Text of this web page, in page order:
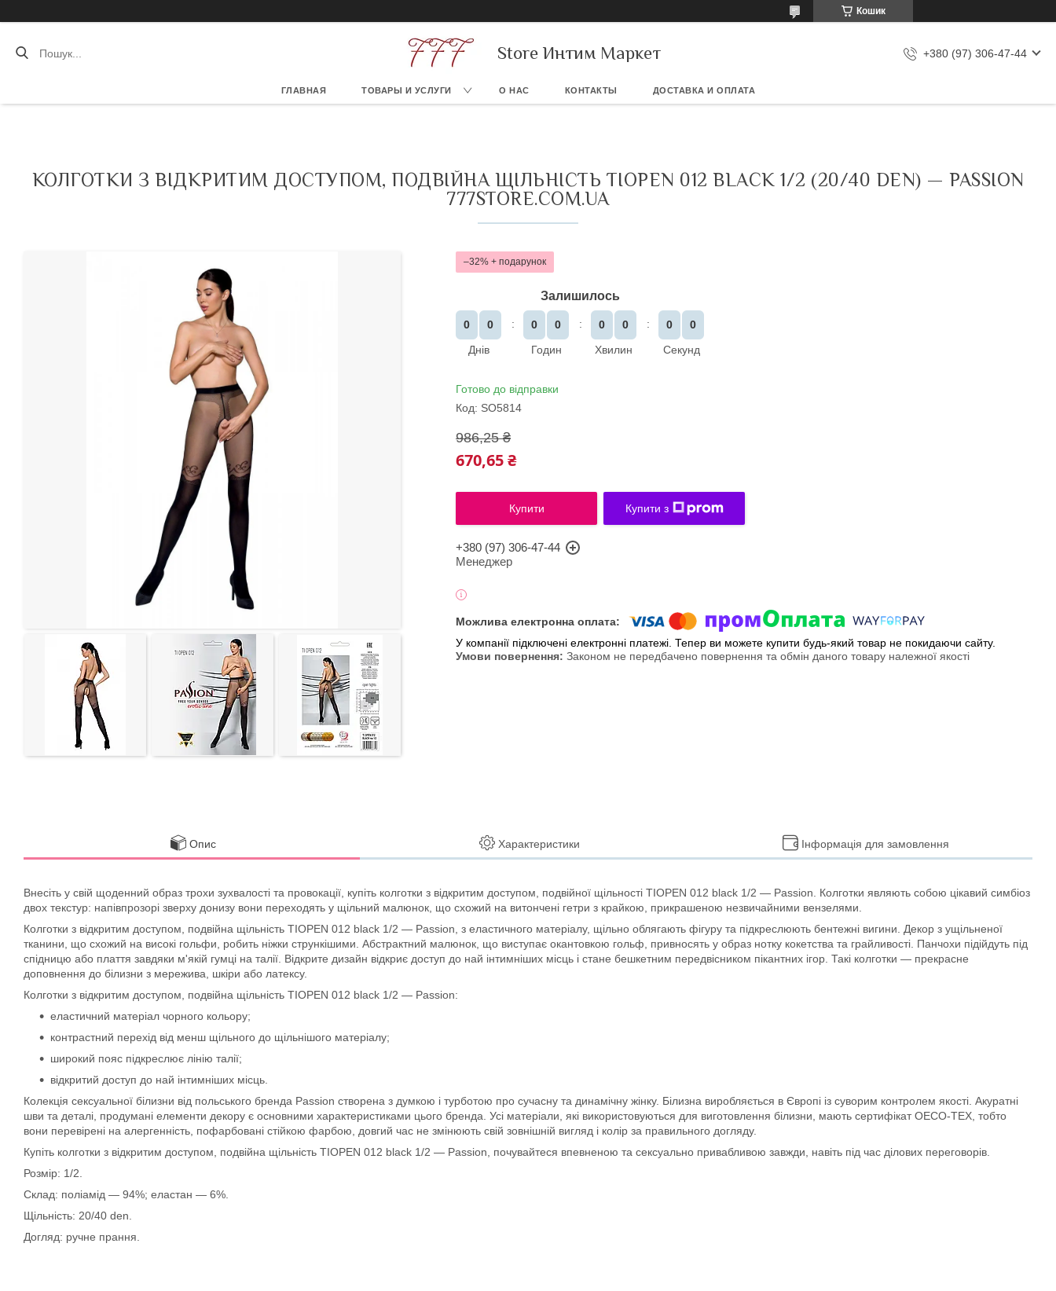
Кошик
Store Интим Маркет +380 (97) 306-47-44
ГЛАВНАЯ ТОВАРЫ И УСЛУГИ О НАС КОНТАКТЫ ДОСТАВКА И ОПЛАТА
КОЛГОТКИ З ВІДКРИТИМ ДОСТУПОМ, ПОДВІЙНА ЩІЛЬНІСТЬ TIOPEN 012 BLACK 1/2 (20/40 DEN) — PASSION
777STORE.COM.UA
–32%
Залишилось
0
0
Днів
0
0
Годин
0
0
Хвилин
0
0
Секунд
Готово до відправки
Код: SO5814
986,25 ₴
670,65 ₴
Купити Купити з
+380 (97) 306-47-44
Менеджер
У компанії підключені електронні платежі. Тепер ви можете купити будь-який товар не покидаючи сайту.
Законом не передбачено повернення та обмін даного товару належної якості
Опис Характеристики Інформація для замовлення
Внесіть у свій щоденний образ трохи зухвалості та провокації, купіть колготки з відкритим доступом, подвійної щільності TIOPEN 012 black 1/2 — Passion. Колготки являють собою цікавий симбіоз
двох текстур: напівпрозорі зверху донизу вони переходять у щільний малюнок, що схожий на витончені гетри з крайкою, прикрашеною незвичайними вензелями.
Колготки з відкритим доступом, подвійна щільність TIOPEN 012 black 1/2 — Passion, з еластичного матеріалу, щільно облягають фігуру та підкреслюють бентежні вигини. Декор з ущільненої
тканини, що схожий на високі гольфи, робить ніжки стрункішими. Абстрактний малюнок, що виступає окантовкою гольф, привносять у образ нотку кокетства та грайливості. Панчохи підійдуть під
спідницю або плаття завдяки м'якій гумці на талії. Відкрите дизайн відкриє доступ до най інтимніших місць і стане бешкетним передвісником пікантних ігор. Такі колготки — прекрасне
доповнення до білизни з мережива, шкіри або латексу.
Колготки з відкритим доступом, подвійна щільність TIOPEN 012 black 1/2 — Passion:
еластичний матеріал чорного кольору;
контрастний перехід від менш щільного до щільнішого матеріалу;
широкий пояс підкреслює лінію талії;
відкритий доступ до най інтимніших місць.
Колекція сексуальної білизни від польського бренда Passion створена з думкою і турботою про сучасну та динамічну жінку. Білизна виробляється в Європі із суворим контролем якості. Акуратні
шви та деталі, продумані елементи декору є основними характеристиками цього бренда. Усі матеріали, які використовуються для виготовлення білизни, мають сертифікат OECO-TEX, тобто
вони перевірені на алергенність, пофарбовані стійкою фарбою, довгий час не змінюють свій зовнішній вигляд і колір за правильного догляду.
Купіть колготки з відкритим доступом, подвійна щільність TIOPEN 012 black 1/2 — Passion, почувайтеся впевненою та сексуально привабливою завжди, навіть під час ділових переговорів.
Розмір: 1/2.
Склад: поліамід — 94%; еластан — 6%.
Щільність: 20/40 den.
Догляд: ручне прання.